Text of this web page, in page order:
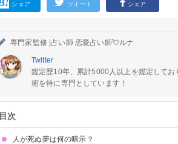
シェア ツイート シェア
専門家監修 |占い師 恋愛占い師💘ルナ
Twitter
鑑定歴10年、累計5000人以上を鑑定して
術を特に専門としています！
目次
人が死ぬ夢は何の暗示？